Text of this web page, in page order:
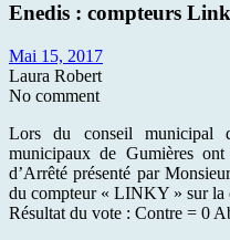
Enedis : compteurs
Mai 15, 2017
Laura Robert
No comment
Lors du conseil municipal
municipaux de Gumières
d’Arrêté présenté par
du compteur « LINKY » sur la
Résultat du vote : Contre = 0